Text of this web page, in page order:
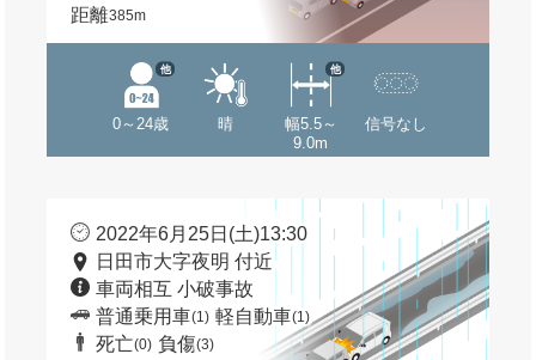
距離385m
0～24歳
他
晴
幅5.5～
9.0m
他
信号なし
2022年6月25日(土)13:30
日田市大字夜明 付近
車両相互 小破事故
普通乗用車(1) 軽自動車(1)
死亡(0) 負傷(3)